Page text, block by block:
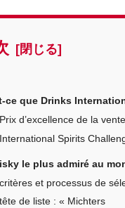
ce que Drinks
d’excellence de la
Spirits
le plus admiré au
et processus de
de liste : « Michters